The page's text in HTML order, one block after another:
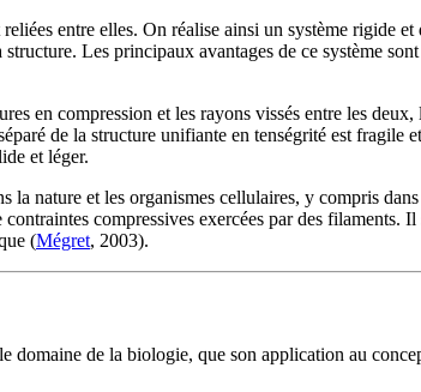
entre elles. On réalise ainsi un système rigide
Les principaux avantages de ce système
en compression et les rayons vissés entre les
de la structure unifiante en tenségrité est fragile
et léger.
la nature et les organismes cellulaires, y compris
compressives exercées par des filaments.
(Mégret, 2003).
domaine de la biologie, que son application au